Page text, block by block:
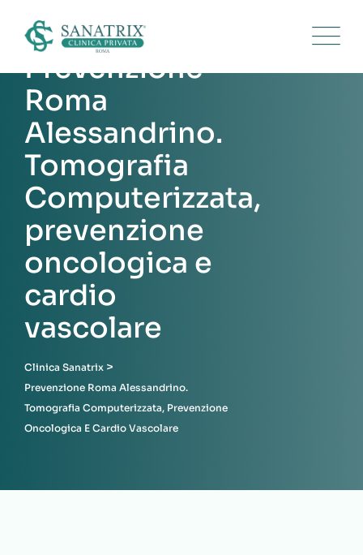
content
Prevenzione
Roma
Alessandrino.
Tomografia
Computerizzata,
prevenzione
oncologica e
cardio
vascolare
Clinica Sanatrix >
Prevenzione Roma Alessandrino.
Tomografia Computerizzata, Prevenzione
Oncologica E Cardio Vascolare